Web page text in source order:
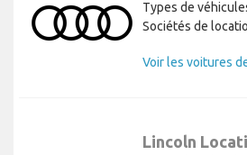
Types de
Sociétés de
Voir les voitures
Lincoln